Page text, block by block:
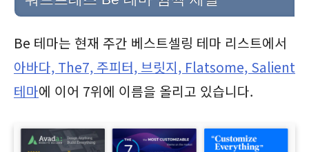
Be 테마는 현재 주간 베스트셀링 테마 리스트에서
아바다, The7, 주피터, 브릿지, Flatsome, Salient
테마에 이어 7위에 이름을 올리고 있습니다.